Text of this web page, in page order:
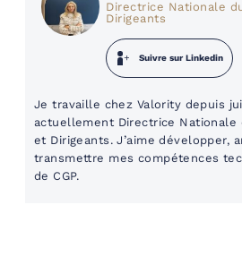
Directrice Nationale
Dirigeants
Suivre sur Linkedin
Je travaille chez Valority depuis
actuellement Directrice Nationale
et Dirigeants. J’aime développer,
transmettre mes compétences
de CGP.